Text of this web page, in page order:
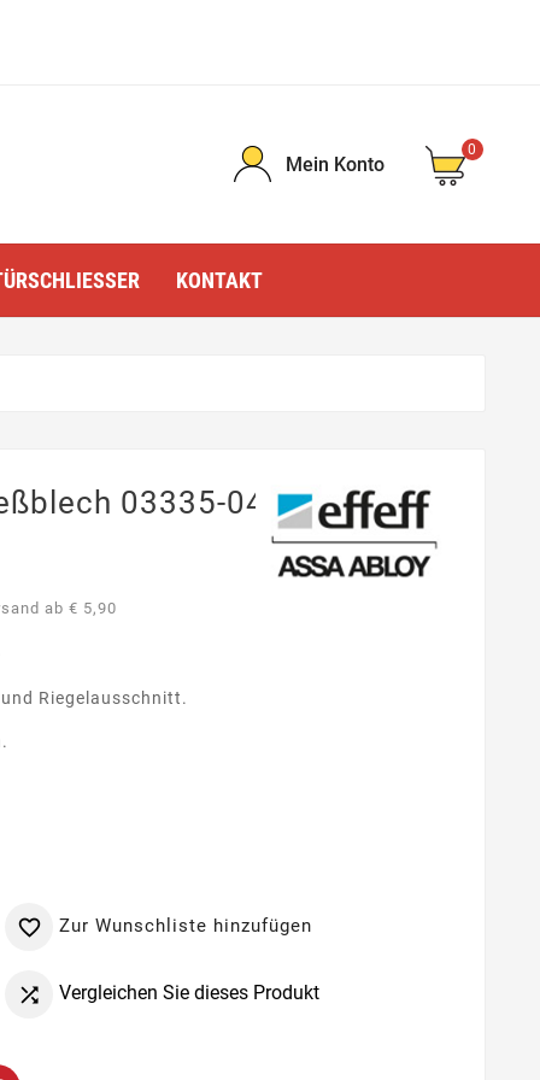
Mein Konto
0
KONTAKT
03335-04
ab € 5,90
Riegelausschnitt.
 Zur Wunschliste hinzufügen
 Vergleichen Sie dieses Produkt